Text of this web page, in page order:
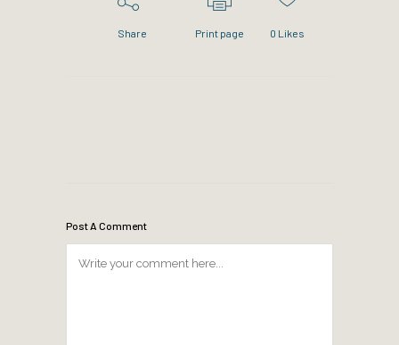
Share Print page 0 Likes
Post A Comment